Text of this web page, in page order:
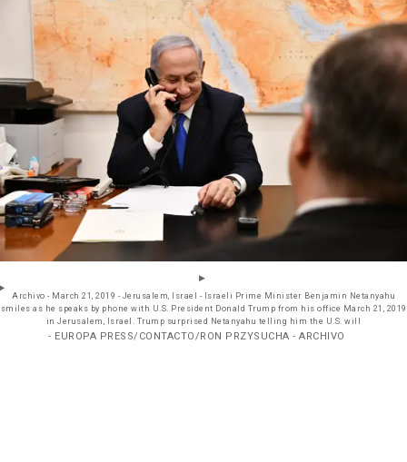
Archivo - March 21, 2019 - Jerusalem, Israel - Israeli Prime Minister Benjamin Netanyahu
smiles as he speaks by phone with U.S. President Donald Trump from his office March 21, 2019
in Jerusalem, Israel. Trump surprised Netanyahu telling him the U.S. will
- EUROPA PRESS/CONTACTO/RON PRZYSUCHA - ARCHIVO